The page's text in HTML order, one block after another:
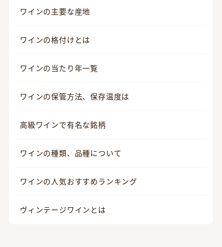
ワインの主要な産地
ワインの格付けとは
ワインの当たり年一覧
ワインの保管方法、保存温度は
高級ワインで有名な銘柄
ワインの種類、品種について
ワインの人気おすすめランキング
ヴィンテージワインとは